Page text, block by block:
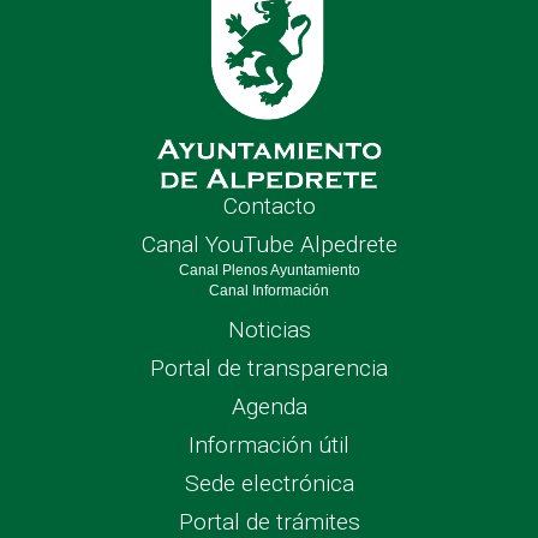
Contacto
Canal YouTube Alpedrete
Canal Plenos Ayuntamiento
Canal Información
Noticias
Portal de transparencia
Agenda
Información útil
Sede electrónica
Portal de trámites